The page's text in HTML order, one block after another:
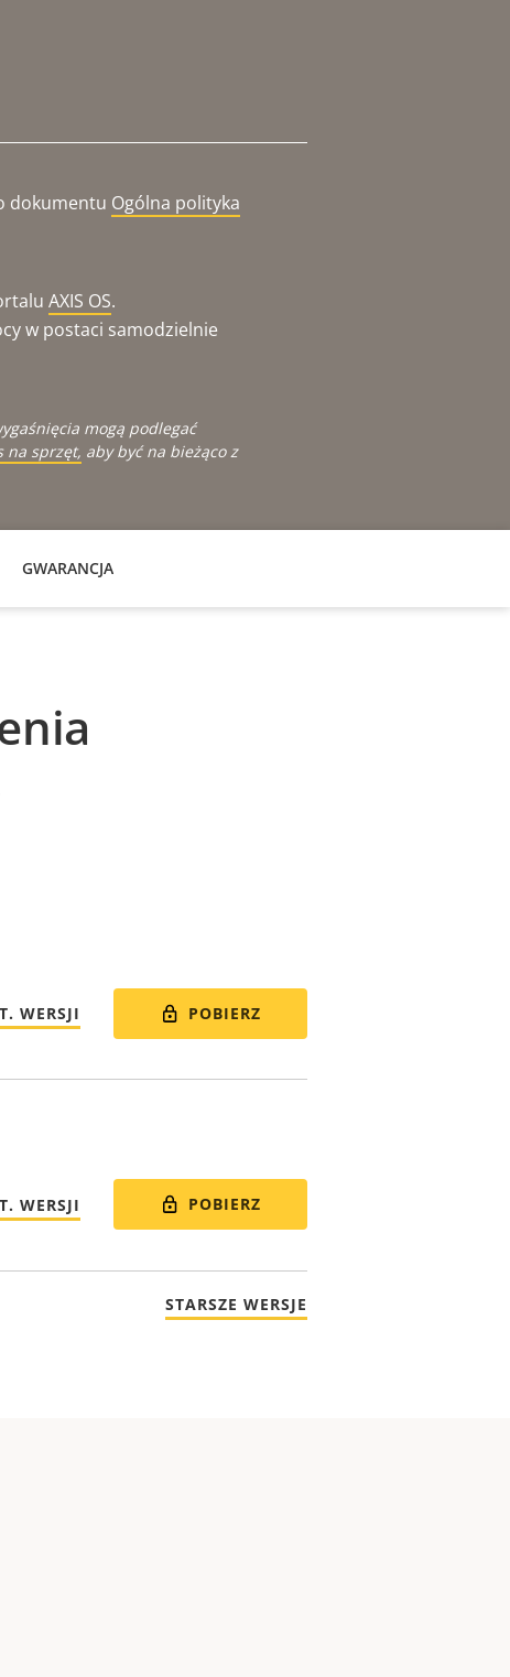
dokumentu Ogólna polityka
AXIS OS.
w postaci samodzielnie
mogą podlegać
na sprzęt, aby być na bieżąco z
GWARANCJA
WERSJI POBIERZ
WERSJI POBIERZ
STARSZE WERSJE